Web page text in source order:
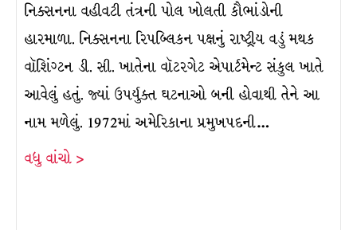
નિક્સનના વહીવટી તંત્રની પોલ ખોલતી કૌભાંડોની
હારમાળા. નિક્સનના રિપબ્લિકન પક્ષનું રાષ્ટ્રીય વડું મથક
વૉશિંગ્ટન ડી. સી. ખાતેના વૉટરગેટ એપાર્ટમેન્ટ સંકુલ ખાતે
આવેલું હતું. જ્યાં ઉપર્યુક્ત ઘટનાઓ બની હોવાથી તેને આ
નામ મળેલું. 1972માં અમેરિકાના પ્રમુખપદની…
વધુ વાંચો >